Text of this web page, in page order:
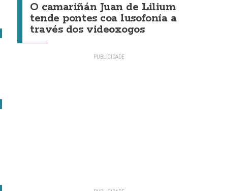
O camariñán Juan de Lilium
tende pontes coa lusofonía a
través dos videoxogos